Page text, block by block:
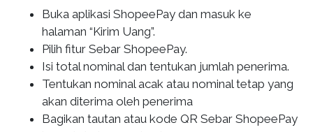
Buka aplikasi ShopeePay dan masuk ke
halaman “Kirim Uang”.
Pilih fitur Sebar ShopeePay.
Isi total nominal dan tentukan jumlah penerima.
Tentukan nominal acak atau nominal tetap yang
akan diterima oleh penerima
Bagikan tautan atau kode QR Sebar ShopeePay